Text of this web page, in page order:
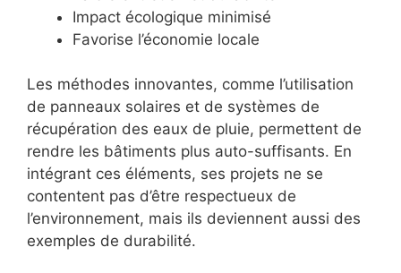
Impact écologique minimisé
Favorise l’économie locale
Les méthodes innovantes, comme l’utilisation
de panneaux solaires et de systèmes de
récupération des eaux de pluie, permettent de
rendre les bâtiments plus auto-suffisants. En
intégrant ces éléments, ses projets ne se
contentent pas d’être respectueux de
l’environnement, mais ils deviennent aussi des
exemples de durabilité.